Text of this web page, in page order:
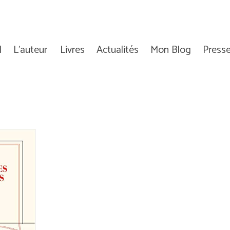
L’auteur Livres Actualités Mon Blog